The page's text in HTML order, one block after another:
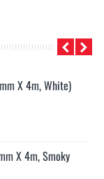
X 4m, White)
X 4m, Smoky